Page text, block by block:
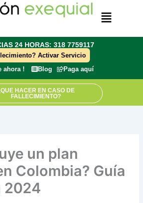
Menú
24 HORAS: 318 7759117
Activar Servicio
ahora !
Blog Paga aquí
HACER EN CASO DE
FALLECIMIENTO?
un plan
Colombia? Guía
2024